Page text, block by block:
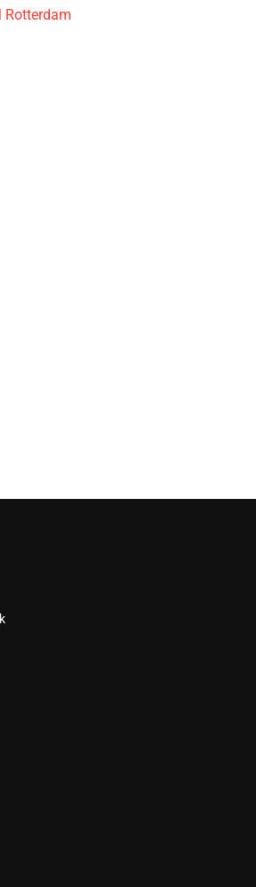
Rotterdam